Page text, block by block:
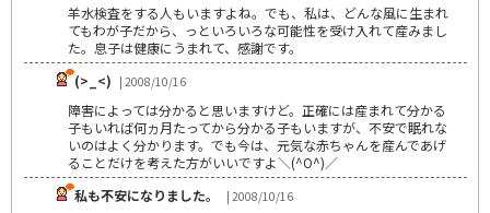
羊水検査をする人もいますよね。でも、私は、どんな風に生まれ
てもわが子だから、っといろいろな可能性を受け入れて産みまし
た。息子は健康にうまれて、感謝です。
(>_<) | 2008/10/16
障害によっては分かると思いますけど。正確には産まれて分かる
子もいれば何ヵ月たってから分かる子もいますが、不安で眠れな
いのはよく分かります。でも今は、元気な赤ちゃんを産んであげ
ることだけを考えた方がいいですよ＼(^O^)／
私も不安になりました。
| 2008/10/16